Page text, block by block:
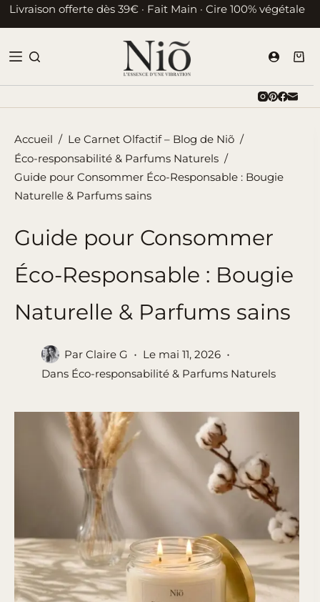
Passer
au
Livraison offerte dès 39€ · Fait Main · Cire 100% végétale
Accueil / Le Carnet Olfactif – Blog de Niõ /
Éco-responsabilité & Parfums Naturels /
Guide pour Consommer Éco-Responsable : Bougie
Naturelle & Parfums sains
Guide pour Consommer
Éco-Responsable : Bougie
Naturelle & Parfums sains
Par Claire G Le mai 11, 2026
Dans Éco-responsabilité & Parfums Naturels